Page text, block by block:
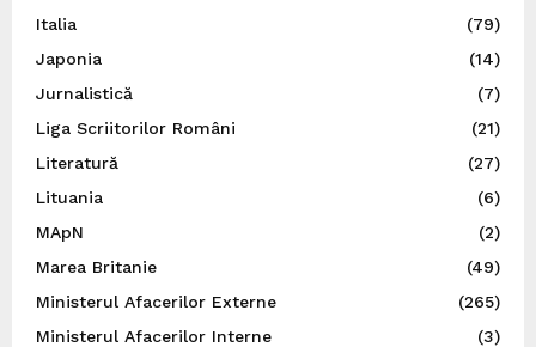
Italia
(79)
Japonia
(14)
Jurnalistică
(7)
Liga Scriitorilor Români
(21)
Literatură
(27)
Lituania
(6)
MApN
(2)
Marea Britanie
(49)
Ministerul Afacerilor Externe
(265)
Ministerul Afacerilor Interne
(3)